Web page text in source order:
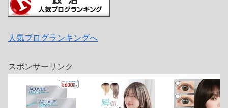
人気ブログランキングへ
スポンサーリンク